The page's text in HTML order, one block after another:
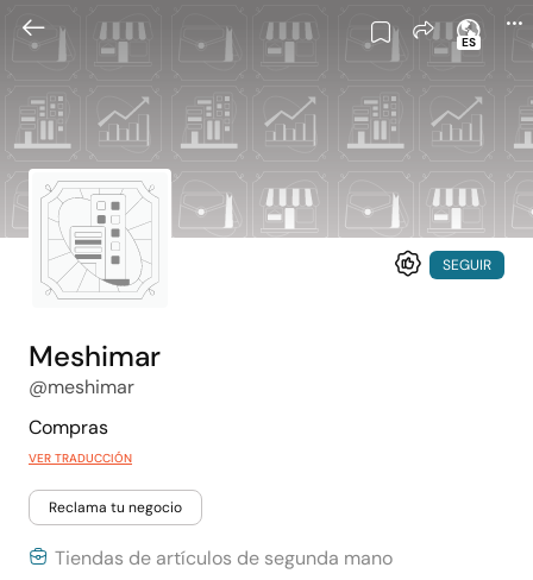
ES
SEGUIR
Meshimar
@meshimar
Compras
VER TRADUCCIÓN
Reclama tu negocio
Tiendas de artículos de segunda mano